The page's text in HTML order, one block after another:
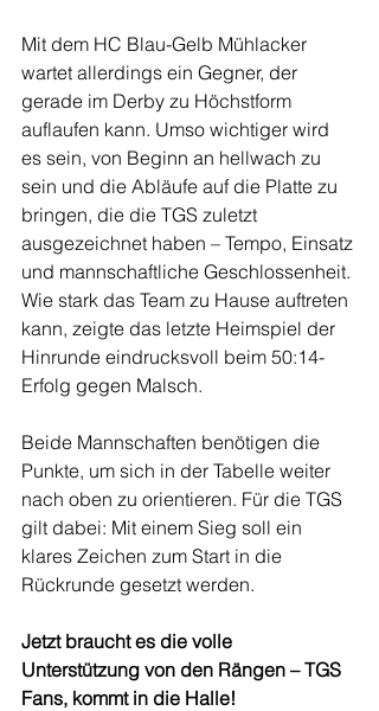
Mit dem HC Blau-Gelb Mühlacker
wartet allerdings ein Gegner, der
gerade im Derby zu Höchstform
auflaufen kann. Umso wichtiger wird
es sein, von Beginn an hellwach zu
sein und die Abläufe auf die Platte zu
bringen, die die TGS zuletzt
ausgezeichnet haben – Tempo, Einsatz
und mannschaftliche Geschlossenheit.
Wie stark das Team zu Hause auftreten
kann, zeigte das letzte Heimspiel der
Hinrunde eindrucksvoll beim 50:14-
Erfolg gegen Malsch.
Beide Mannschaften benötigen die
Punkte, um sich in der Tabelle weiter
nach oben zu orientieren. Für die TGS
gilt dabei: Mit einem Sieg soll ein
klares Zeichen zum Start in die
Rückrunde gesetzt werden.
Jetzt braucht es die volle
Unterstützung von den Rängen – TGS
Fans, kommt in die Halle!